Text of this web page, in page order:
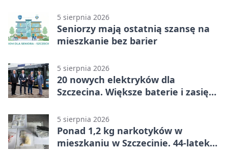
stracił dwubramkowe prowadzenie
5 sierpnia 2026
Seniorzy mają ostatnią szansę na
mieszkanie bez barier
5 sierpnia 2026
20 nowych elektryków dla
Szczecina. Większe baterie i zasięg
5 sierpnia 2026
Ponad 1,2 kg narkotyków w
mieszkaniu w Szczecinie. 44-latek